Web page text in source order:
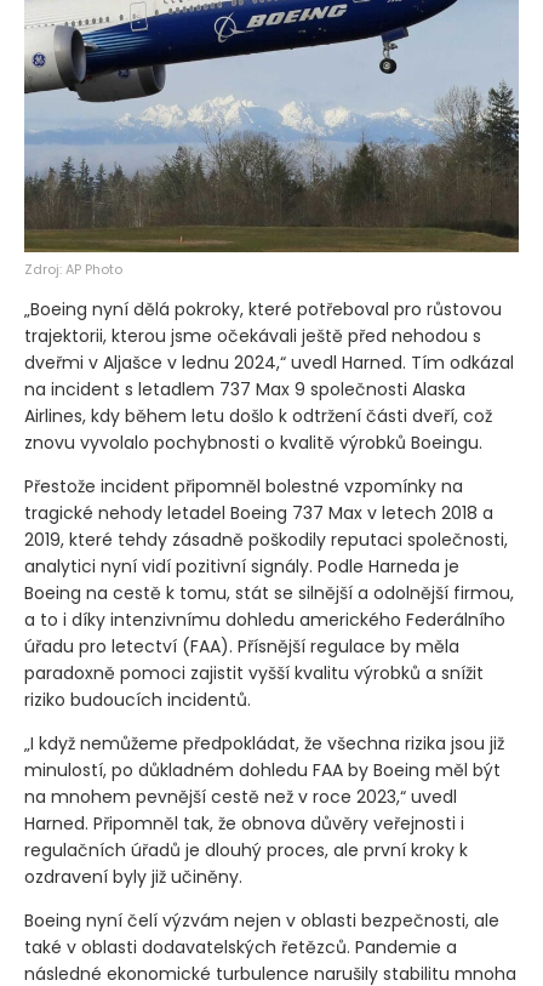
Zdroj: AP Photo
„Boeing nyní dělá pokroky, které potřeboval pro růstovou
trajektorii, kterou jsme očekávali ještě před nehodou s
dveřmi v Aljašce v lednu 2024,“ uvedl Harned. Tím odkázal
na incident s letadlem 737 Max 9 společnosti Alaska
Airlines, kdy během letu došlo k odtržení části dveří, což
znovu vyvolalo pochybnosti o kvalitě výrobků Boeingu.
Přestože incident připomněl bolestné vzpomínky na
tragické nehody letadel Boeing 737 Max v letech 2018 a
2019, které tehdy zásadně poškodily reputaci společnosti,
analytici nyní vidí pozitivní signály. Podle Harneda je
Boeing na cestě k tomu, stát se silnější a odolnější firmou,
a to i díky intenzivnímu dohledu amerického Federálního
úřadu pro letectví (FAA). Přísnější regulace by měla
paradoxně pomoci zajistit vyšší kvalitu výrobků a snížit
riziko budoucích incidentů.
„I když nemůžeme předpokládat, že všechna rizika jsou již
minulostí, po důkladném dohledu FAA by Boeing měl být
na mnohem pevnější cestě než v roce 2023,“ uvedl
Harned. Připomněl tak, že obnova důvěry veřejnosti i
regulačních úřadů je dlouhý proces, ale první kroky k
ozdravení byly již učiněny.
Boeing nyní čelí výzvám nejen v oblasti bezpečnosti, ale
také v oblasti dodavatelských řetězců. Pandemie a
následné ekonomické turbulence narušily stabilitu mnoha